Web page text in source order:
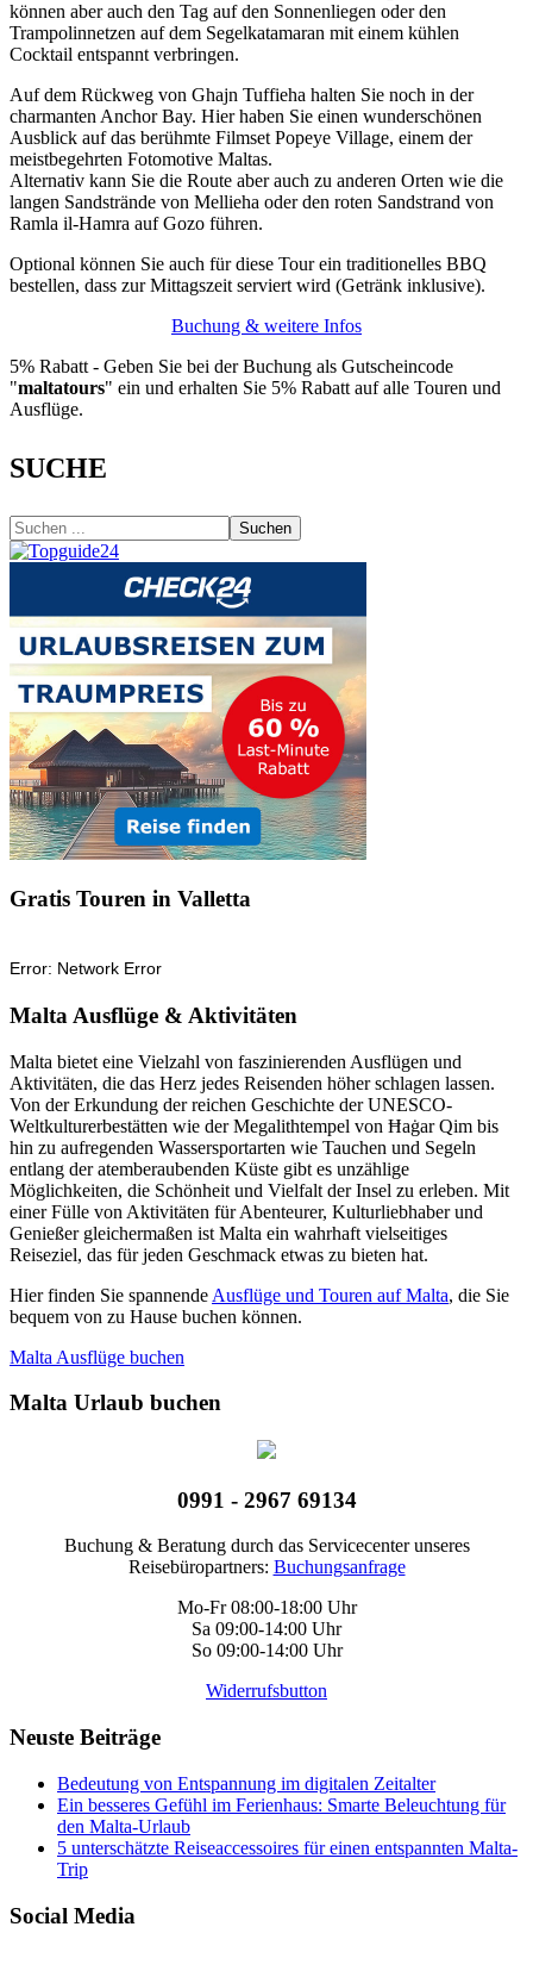
können aber auch den Tag auf den Sonnenliegen oder den
Trampolinnetzen auf dem Segelkatamaran mit einem kühlen
Cocktail entspannt verbringen.
Auf dem Rückweg von Ghajn Tuffieha halten Sie noch in der
charmanten Anchor Bay. Hier haben Sie einen wunderschönen
Ausblick auf das berühmte Filmset Popeye Village, einem der
meistbegehrten Fotomotive Maltas.
Alternativ kann Sie die Route aber auch zu anderen Orten wie die
langen Sandstrände von Mellieha oder den roten Sandstrand von
Ramla il-Hamra auf Gozo führen.
Optional können Sie auch für diese Tour ein traditionelles BBQ
bestellen, dass zur Mittagszeit serviert wird (Getränk inklusive).
Buchung & weitere Infos
5% Rabatt - Geben Sie bei der Buchung als Gutscheincode
"maltatours" ein und erhalten Sie 5% Rabatt auf alle Touren und
Ausflüge.
SUCHE
Suchen
Gratis Touren in Valletta
Malta Ausflüge & Aktivitäten
Malta bietet eine Vielzahl von faszinierenden Ausflügen und
Aktivitäten, die das Herz jedes Reisenden höher schlagen lassen.
Von der Erkundung der reichen Geschichte der UNESCO-
Weltkulturerbestätten wie der Megalithtempel von Ħaġar Qim bis
hin zu aufregenden Wassersportarten wie Tauchen und Segeln
entlang der atemberaubenden Küste gibt es unzählige
Möglichkeiten, die Schönheit und Vielfalt der Insel zu erleben. Mit
einer Fülle von Aktivitäten für Abenteurer, Kulturliebhaber und
Genießer gleichermaßen ist Malta ein wahrhaft vielseitiges
Reiseziel, das für jeden Geschmack etwas zu bieten hat.
Hier finden Sie spannende Ausflüge und Touren auf Malta, die Sie
bequem von zu Hause buchen können.
Malta Ausflüge buchen
Malta Urlaub buchen
0991 - 2967 69134
Buchung & Beratung durch das Servicecenter unseres
Reisebüropartners: Buchungsanfrage
Mo-Fr 08:00-18:00 Uhr
Sa 09:00-14:00 Uhr
So 09:00-14:00 Uhr
Widerrufsbutton
Neuste Beiträge
Bedeutung von Entspannung im digitalen Zeitalter
Ein besseres Gefühl im Ferienhaus: Smarte Beleuchtung für
den Malta-Urlaub
5 unterschätzte Reiseaccessoires für einen entspannten Malta-
Trip
Social Media